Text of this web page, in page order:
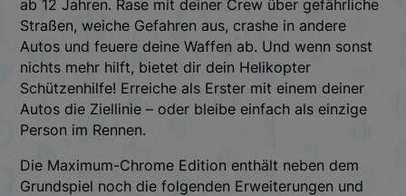
ab 12 Jahren. Rase mit deiner Crew über gefährliche
Straßen, weiche Gefahren aus, crashe in andere
Autos und feuere deine Waffen ab. Und wenn sonst
nichts mehr hilft, bietet dir dein Helikopter
Schützenhilfe! Erreiche als Erster mit einem deiner
Autos die Ziellinie – oder bleibe einfach als einzige
Person im Rennen.
Die Maximum-Chrome Edition enthält neben dem
Grundspiel noch die folgenden Erweiterungen und